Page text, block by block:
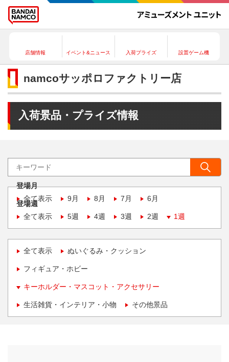
店舗情報 イベント&ニュース 入荷プライズ 設置ゲーム機
namcoサッポロファクトリー店
入荷景品・プライズ情報
登場月
全て表示
9月 8月 7月 6月
登場週
全て表示
5週 4週 3週 2週 1週
全て表示 ぬいぐるみ・クッション
フィギュア・ホビー
キーホルダー・マスコット・アクセサリー
生活雑貨・インテリア・小物 その他景品